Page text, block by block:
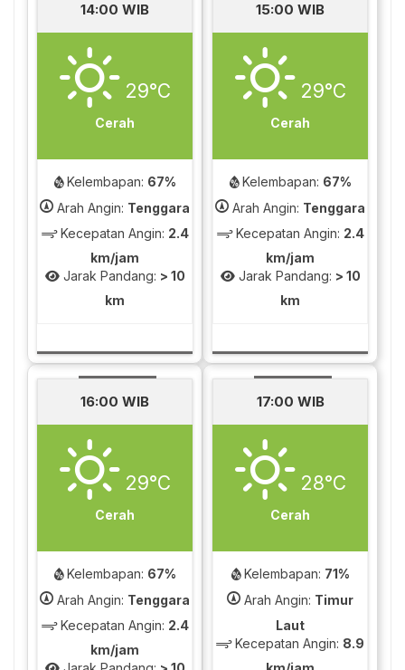
14:00 WIB
29°C
Cerah
Kelembapan: 67%
Arah Angin: Tenggara
Kecepatan Angin: 2.4
km/jam
Jarak Pandang: > 10
km
15:00 WIB
29°C
Cerah
Kelembapan: 67%
Arah Angin: Tenggara
Kecepatan Angin: 2.4
km/jam
Jarak Pandang: > 10
km
16:00 WIB
29°C
Cerah
Kelembapan: 67%
Arah Angin: Tenggara
Kecepatan Angin: 2.4
km/jam
17:00 WIB
28°C
Cerah
Kelembapan: 71%
Arah Angin: Timur
Laut
Kecepatan Angin: 8.9